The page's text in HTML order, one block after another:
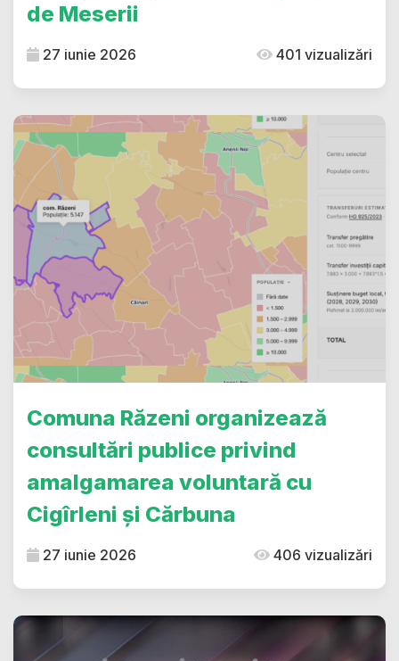
de Meserii
27 iunie 2026 401 vizualizări
Comuna Răzeni organizează
consultări publice privind
amalgamarea voluntară cu
Cigîrleni și Cărbuna
27 iunie 2026 406 vizualizări